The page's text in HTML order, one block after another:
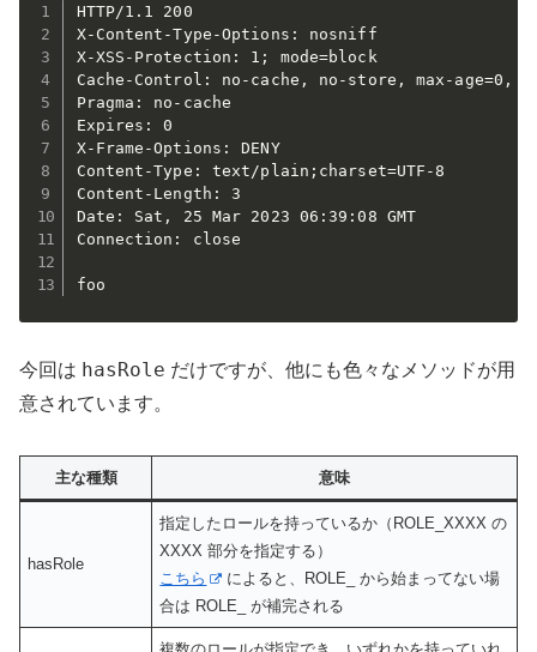
HTTP/1.1 200
X-Content-Type-Options: nosniff
X-XSS-Protection: 1; mode=block
Cache-Control: no-cache, no-store, max-age=0,
Pragma: no-cache
Expires: 0
X-Frame-Options: DENY
Content-Type: text/plain;charset=UTF-8
Content-Length: 3
Date: Sat, 25 Mar 2023 06:39:08 GMT
Connection: close
foo
今回は hasRole だけですが、他にも色々なメソッドが用
意されています。
主な種類 意味
hasRole
指定したロールを持っているか（ROLE_XXXX の
XXXX 部分を指定する）
こちら
によると、ROLE_ から始まってない場
合は ROLE_ が補完される